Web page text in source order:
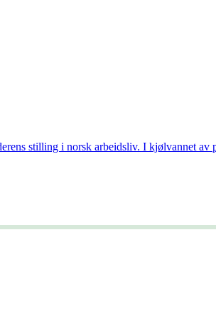
stilling i norsk arbeidsliv. I kjølvannet